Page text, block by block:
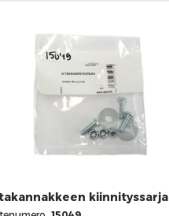
kiinnityssarja